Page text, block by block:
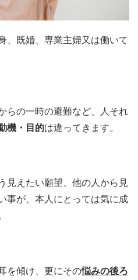
、既婚、専業主婦又は働いて
らの一時の避難など、人それ
機・目的は違ってきます。
見えたい願望、他の人から見
事が、本人にとっては気に成
を傾け、更にその悩みの後ろ